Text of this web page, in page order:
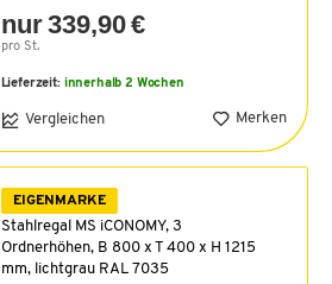
nur 339,90 €
pro St.
Lieferzeit: innerhalb 2 Wochen
Vergleichen Merken
EIGENMARKE
Stahlregal MS iCONOMY, 3
Ordnerhöhen, B 800 x T 400 x H 1215
mm, lichtgrau RAL 7035